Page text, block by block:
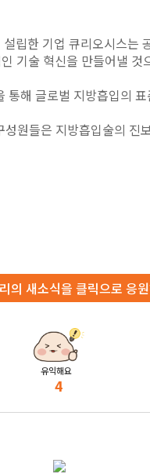
립한 기업 큐리오시스
기술 혁신을 만들어낼 것
해 글로벌 지방흡입의
원들은 지방흡입술의 진
의 새소식을 클릭으로 응
유익해요
4